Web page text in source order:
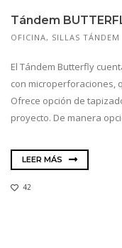
Tándem
OFICINA, SILLAS TÁNDEM
El Tándem Butterfly
con microperforaciones,
Ofrece opción de
proyecto. De manera
LEER MÁS
42